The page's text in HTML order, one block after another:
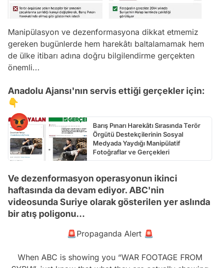
Manipülasyon ve dezenformasyona dikkat etmemiz
gereken bugünlerde hem harekâtı baltalamamak hem
de ülke itibarı adına doğru bilgilendirme gerçekten
önemli...
Anadolu Ajansı'nın servis ettiği gerçekler için:
👇
Barış Pınarı Harekâtı Sırasında Terör
Örgütü Destekçilerinin Sosyal
Medyada Yaydığı Manipülatif
Fotoğraflar ve Gerçekleri
Ve dezenformasyon operasyonun ikinci
haftasında da devam ediyor. ABC'nin
videosunda Suriye olarak gösterilen yer aslında
bir atış poligonu...
🚨Propaganda Alert 🚨
When ABC is showing you “WAR FOOTAGE FROM